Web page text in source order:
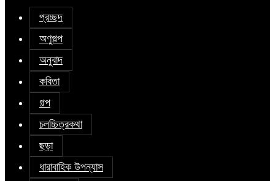
প্রচ্ছদ
অণুগল্প
অনুবাদ
কবিতা
গল্প
চলচ্চিত্রকথা
ছড়া
ধারাবাহিক উপন্যাস